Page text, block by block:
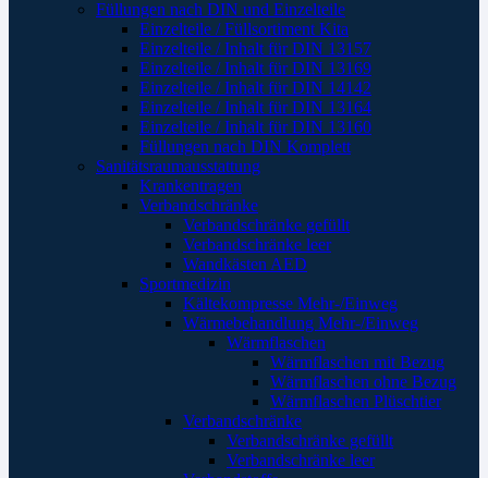
Füllungen nach DIN und Einzelteile
Einzelteile / Füllsortiment Kita
Einzelteile / Inhalt für DIN 13157
Einzelteile / Inhalt für DIN 13169
Einzelteile / Inhalt für DIN 14142
Einzelteile / Inhalt für DIN 13164
Einzelteile / Inhalt für DIN 13160
Füllungen nach DIN Komplett
Sanitätsraumausstattung
Krankentragen
Verbandschränke
Verbandschränke gefüllt
Verbandschränke leer
Wandkästen AED
Sportmedizin
Kältekompresse Mehr-/Einweg
Wärmebehandlung Mehr-/Einweg
Wärmflaschen
Wärmflaschen mit Bezug
Wärmflaschen ohne Bezug
Wärmflaschen Plüschtier
Verbandschränke
Verbandschränke gefüllt
Verbandschränke leer